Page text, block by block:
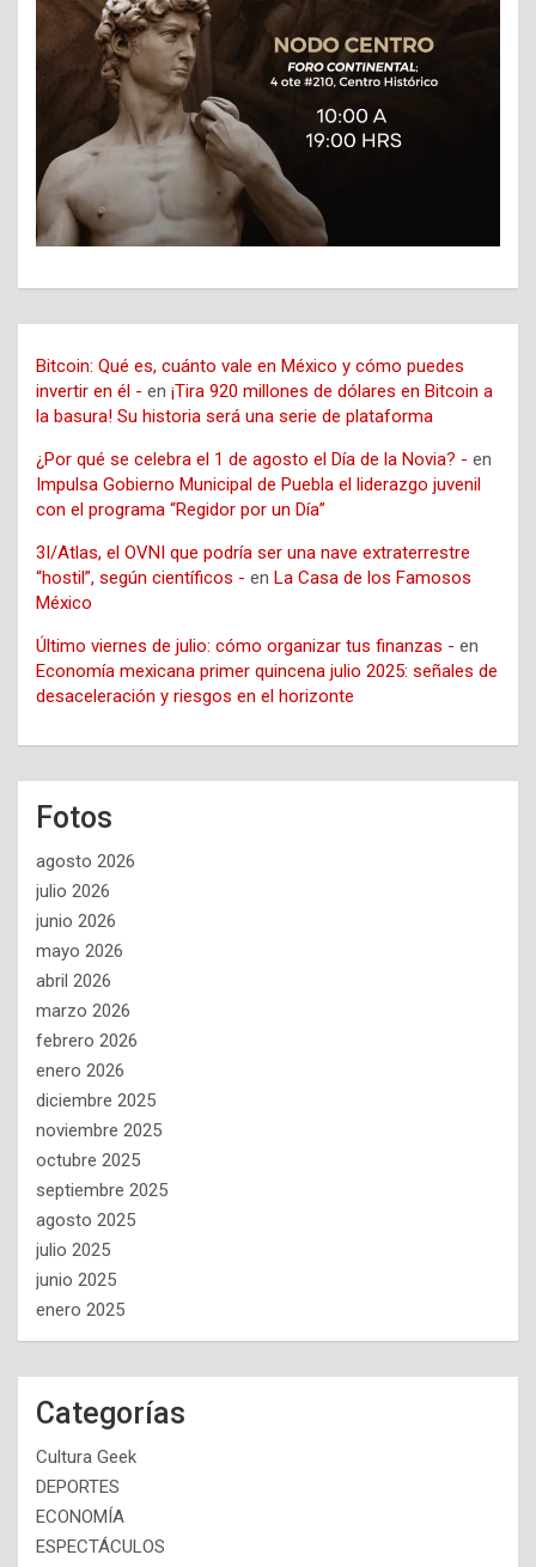
Bitcoin: Qué es, cuánto vale en México y cómo puedes
invertir en él - en ¡Tira 920 millones de dólares en Bitcoin a
la basura! Su historia será una serie de plataforma
¿Por qué se celebra el 1 de agosto el Día de la Novia? - en
Impulsa Gobierno Municipal de Puebla el liderazgo juvenil
con el programa “Regidor por un Día”
3I/Atlas, el OVNI que podría ser una nave extraterrestre
“hostil”, según científicos - en La Casa de los Famosos
México
Último viernes de julio: cómo organizar tus finanzas - en
Economía mexicana primer quincena julio 2025: señales de
desaceleración y riesgos en el horizonte
Fotos
agosto 2026
julio 2026
junio 2026
mayo 2026
abril 2026
marzo 2026
febrero 2026
enero 2026
diciembre 2025
noviembre 2025
octubre 2025
septiembre 2025
agosto 2025
julio 2025
junio 2025
enero 2025
Categorías
Cultura Geek
DEPORTES
ECONOMÍA
ESPECTÁCULOS